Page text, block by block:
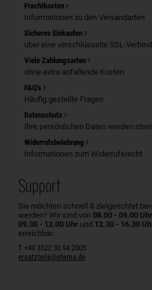
Frachtkosten
Informationen zu den Versandarten
Sicheres Einkaufen
über eine verschlüsselte SSL-
Viele Zahlungsarten
ohne extra anfallende Kosten
FAQ's
Häufig gestellte Fragen
Datenschutz
Ihre persönlichen Daten werden
Widerrufsbelehrung
Informationen zum Widerrufsrecht
Support
Sie möchten schnell & zielgerichtet
werden? Wir sind von 08.00 - 09.00 Uhr
09.30 - 12.00 Uhr und 12.30 - 16.30
erreichbar.
T +49 3522 30 94 2005
ersatzteile@stema.de